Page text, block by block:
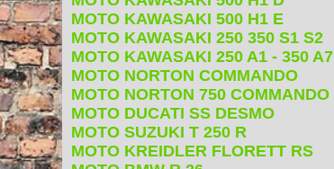
MOTO KAWASAKI 500 H1 E
MOTO KAWASAKI 250 350 S1 S2
MOTO KAWASAKI 250 A1 - 350 A7
MOTO NORTON COMMANDO
MOTO NORTON 750 COMMANDO
MOTO DUCATI SS DESMO
MOTO SUZUKI T 250 R
MOTO KREIDLER FLORETT RS